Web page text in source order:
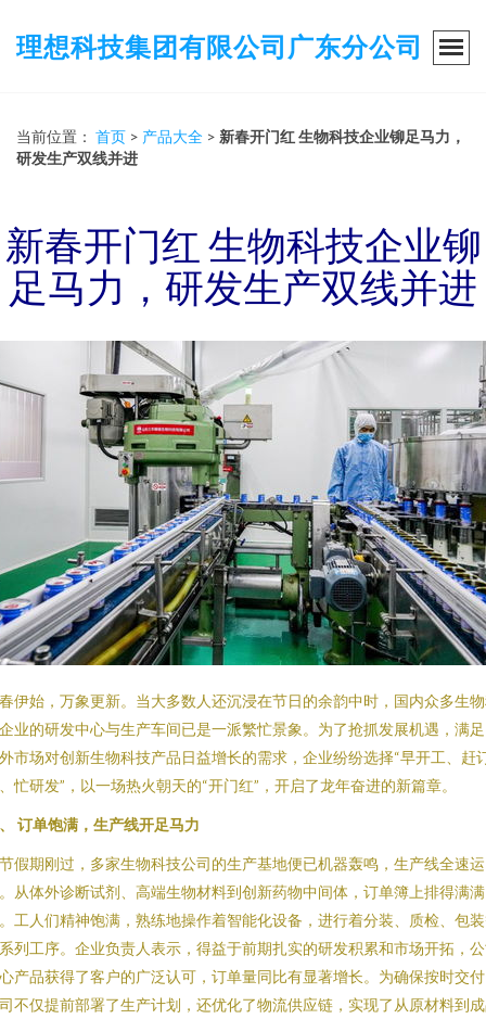
理想科技集团有限公司广东分公司
当前位置： 首页 > 产品大全 > 新春开门红 生物科技企业铆足马力，
研发生产双线并进
新春开门红 生物科技企业铆
足马力，研发生产双线并进
伊始，万象更新。当大多数人还沉浸在节日的余韵中时，国内众多生
业的研发中心与生产车间已是一派繁忙景象。为了抢抓发展机遇，满
市场对创新生物科技产品日益增长的需求，企业纷纷选择“早开工、赶
忙研发”，以一场热火朝天的“开门红”，开启了龙年奋进的新篇章。
订单饱满，生产线开足马力
假期刚过，多家生物科技公司的生产基地便已机器轰鸣，生产线全速运
从体外诊断试剂、高端生物材料到创新药物中间体，订单簿上排得满
工人们精神饱满，熟练地操作着智能化设备，进行着分装、质检、包
列工序。企业负责人表示，得益于前期扎实的研发积累和市场开拓，
产品获得了客户的广泛认可，订单量同比有显著增长。为确保按时交
不仅提前部署了生产计划，还优化了物流供应链，实现了从原材料到